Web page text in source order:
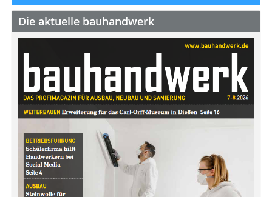
Die aktuelle bauhandwerk